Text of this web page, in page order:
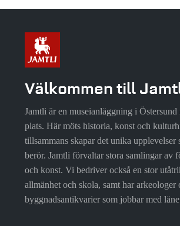
Välkommen till
Jamtli är en museianläggning i Östersund
plats. Här möts historia, konst och
tillsammans skapar det unika upplevelser
berör. Jamtli förvaltar stora samlingar av
och konst. Vi bedriver också en stor
allmänhet och skola, samt har arkeologer
byggnadsantikvarier som jobbar med